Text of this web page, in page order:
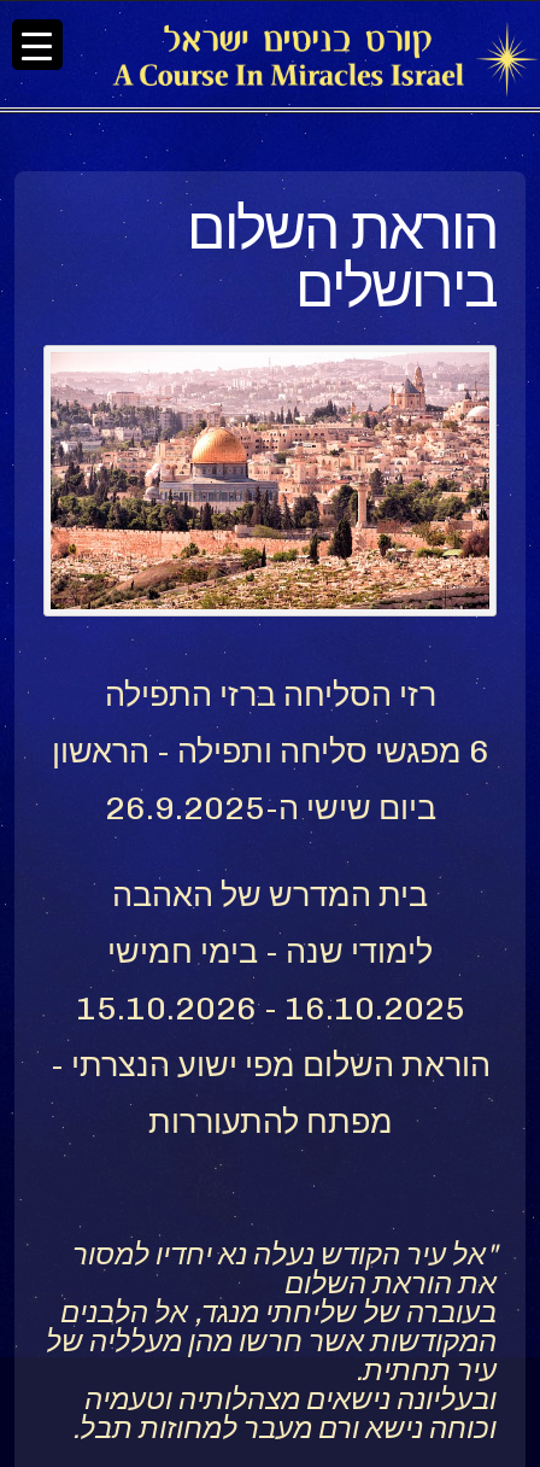
הוראת השלום
בירושלים
רזי הסליחה ברזי התפילה
6 מפגשי סליחה ותפילה - הראשון
ביום שישי ה-26.9.2025
בית המדרש של האהבה
לימודי שנה - בימי חמישי
16.10.2025 - 15.10.2026
הוראת השלום מפי ישוע הנצרתי -
מפתח להתעוררות
"אל עיר הקודש נעלה נא יחדיו למסור
את הוראת השלום
בעוברה של שליחתי מנגד, אל הלבנים
המקודשות אשר חרשו מהן מעלליה של
עיר תחתית.
ובעליונה נישאים מצהלותיה וטעמיה
וכוחה נישא ורם מעבר למחוזות תבל.